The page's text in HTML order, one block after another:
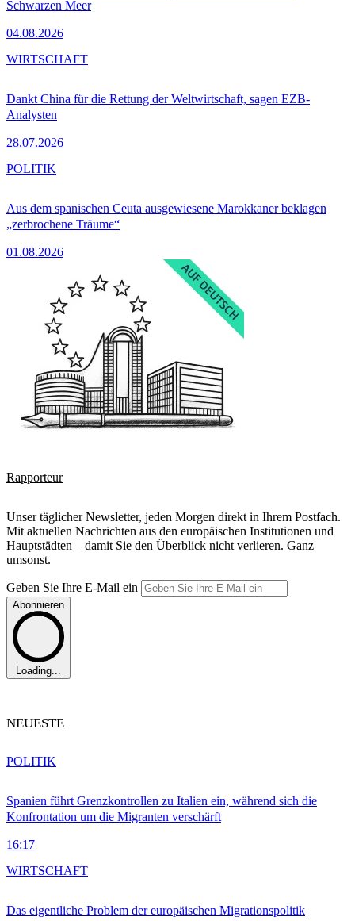
Schwarzen Meer
04.08.2026
Dankt China für die Rettung der Weltwirtschaft, sagen EZB-
Analysten
28.07.2026
WIRTSCHAFT
Aus dem spanischen Ceuta ausgewiesene Marokkaner beklagen
„zerbrochene Träume“
01.08.2026
POLITIK
Rapporteur
Unser täglicher Newsletter, jeden Morgen direkt in Ihrem Postfach.
Mit aktuellen Nachrichten aus den europäischen Institutionen und
Hauptstädten – damit Sie den Überblick nicht verlieren. Ganz
umsonst.
Geben Sie Ihre E-Mail ein
Abonnieren
Loading...
NEUESTE
Spanien führt Grenzkontrollen zu Italien ein, während sich die
Konfrontation um die Migranten verschärft
16:17
POLITIK
Das eigentliche Problem der europäischen Migrationspolitik
WIRTSCHAFT